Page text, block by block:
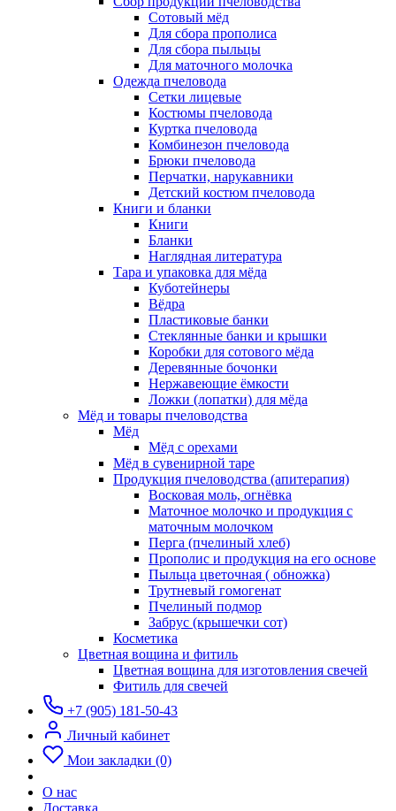
Сотовый мёд
Для сбора прополиса
Для сбора пыльцы
Для маточного молочка
Одежда пчеловода
Сетки лицевые
Костюмы пчеловода
Куртка пчеловода
Комбинезон пчеловода
Брюки пчеловода
Перчатки, нарукавники
Детский костюм пчеловода
Книги и бланки
Книги
Бланки
Наглядная литература
Тара и упаковка для мёда
Куботейнеры
Вёдра
Пластиковые банки
Стеклянные банки и крышки
Коробки для сотового мёда
Деревянные бочонки
Нержавеющие ёмкости
Ложки (лопатки) для мёда
Мёд и товары пчеловодства
Мёд
Мёд с орехами
Мёд в сувенирной таре
Продукция пчеловодства (апитерапия)
Восковая моль, огнёвка
Маточное молочко и продукция с
маточным молочком
Перга (пчелиный хлеб)
Прополис и продукция на его основе
Пыльца цветочная ( обножка)
Трутневый гомогенат
Пчелиный подмор
Забрус (крышечки сот)
Косметика
Цветная вощина и фитиль
Цветная вощина для изготовления свечей
Фитиль для свечей
+7 (905) 181-50-43
Личный кабинет
Мои закладки (0)
О нас
Доставка